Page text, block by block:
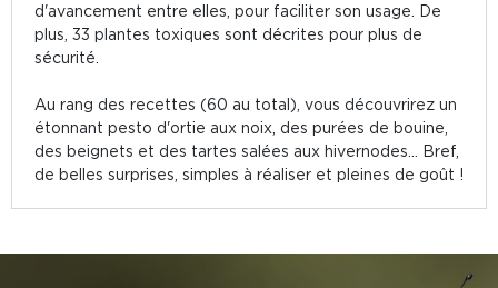
d'avancement entre elles, pour faciliter son usage. De
plus, 33 plantes toxiques sont décrites pour plus de
sécurité.
Au rang des recettes (60 au total), vous découvrirez un
étonnant pesto d'ortie aux noix, des purées de bouine,
des beignets et des tartes salées aux hivernodes... Bref,
de belles surprises, simples à réaliser et pleines de goût !